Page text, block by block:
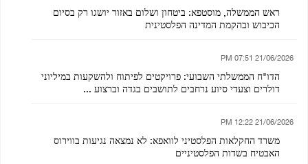
ראש הממשלה, מוסטפא: ביטחון ושלום באזור יושגו רק בסיום
הכיבוש ובהקמת המדינה הפלסטינית
21/06/2026 07:51 PM
הדו"ח הממשלתי השבועי: פרויקטים לפיתוח ולהשקעות במיליוני
דולרים וצעדי סיוע נרחבים לתושבים בגדה וברצוע ...
21/06/2026 12:22 PM
משרד החקלאות הפלסטיני לוואפא: לא נמצאה נגיעות בווירוס
האבטיח בשדות הפלסטיניים